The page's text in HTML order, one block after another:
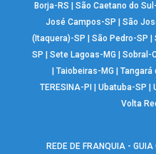
Borja-RS
|São Caetano do
José Campos-SP
|São
(Itaquera)-SP
|São Pedro-SP |
SP
|Sete Lagoas-MG |Sobral-
Taiobeiras-MG Tangará
TERESINA-PI
|Ubatuba-SP |
Volta
REDE DE FRANQUIA -